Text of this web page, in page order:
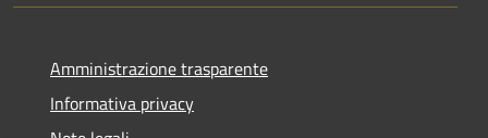
Amministrazione trasparente
Informativa privacy